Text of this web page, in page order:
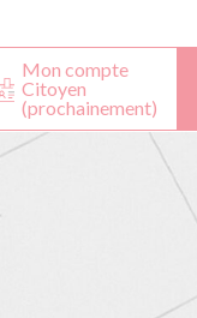
Mon compte
Citoyen
(prochainement)